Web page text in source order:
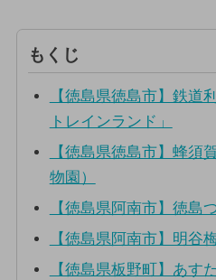
もくじ
【徳島県徳島市】鉄道
トレインランド」
【徳島県徳島市】蜂須
物園）
【徳島県阿南市】徳島
【徳島県阿南市】明谷
【徳島県板野町】あす